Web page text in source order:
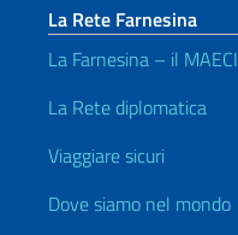
La Rete Farnesina
La Farnesina – il MAECI
La Rete diplomatica
Viaggiare sicuri
Dove siamo nel mondo